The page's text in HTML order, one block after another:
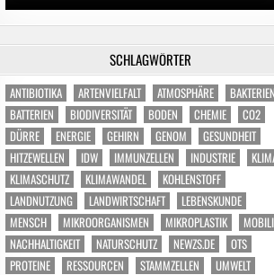
SCHLAGWÖRTER
ANTIBIOTIKA ARTENVIELFALT ATMOSPHÄRE
BAKTERIEN
BATTERIEN
BIODIVERSITÄT BODEN CHEMIE
CO2
DÜRRE
ENERGIE GEHIRN GENOM
GESUNDHEIT
HITZEWELLEN
IDW IMMUNZELLEN INDUSTRIE
KLIMASCHUTZ
KLIMAWANDEL
KOHLENSTOFF
LANDNUTZUNG
LANDWIRTSCHAFT
LEBENSKUNDE
MENSCH
MIKROORGANISMEN MIKROPLASTIK
NACHHALTIGKEIT
NATURSCHUTZ NEWZS.DE
OTS
PROTEINE
RESSOURCEN STAMMZELLEN
UMWELT